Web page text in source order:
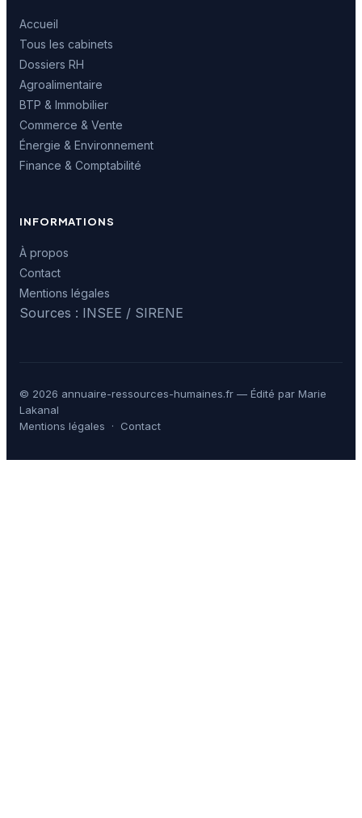
Accueil
Tous les cabinets
Dossiers RH
Agroalimentaire
BTP & Immobilier
Commerce & Vente
Énergie & Environnement
Finance & Comptabilité
INFORMATIONS
À propos
Contact
Mentions légales
Sources : INSEE / SIRENE
© 2026 annuaire-ressources-humaines.fr — Édité par Marie
Lakanal
Mentions légales · Contact